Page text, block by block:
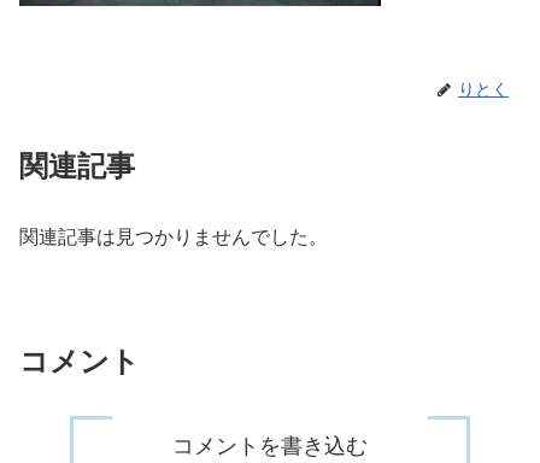
りとく
関連記事
関連記事は見つかりませんでした。
コメント
コメントを書き込む